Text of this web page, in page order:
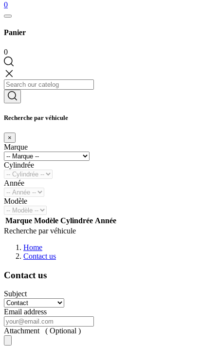
0
Panier
0
Recherche par véhicule
×
Marque
Cylindrée
Année
Modèle
Marque Modèle Cylindrée Année
Recherche par véhicule
Home
Contact us
Contact us
Subject
Email address
Attachment ( Optional )